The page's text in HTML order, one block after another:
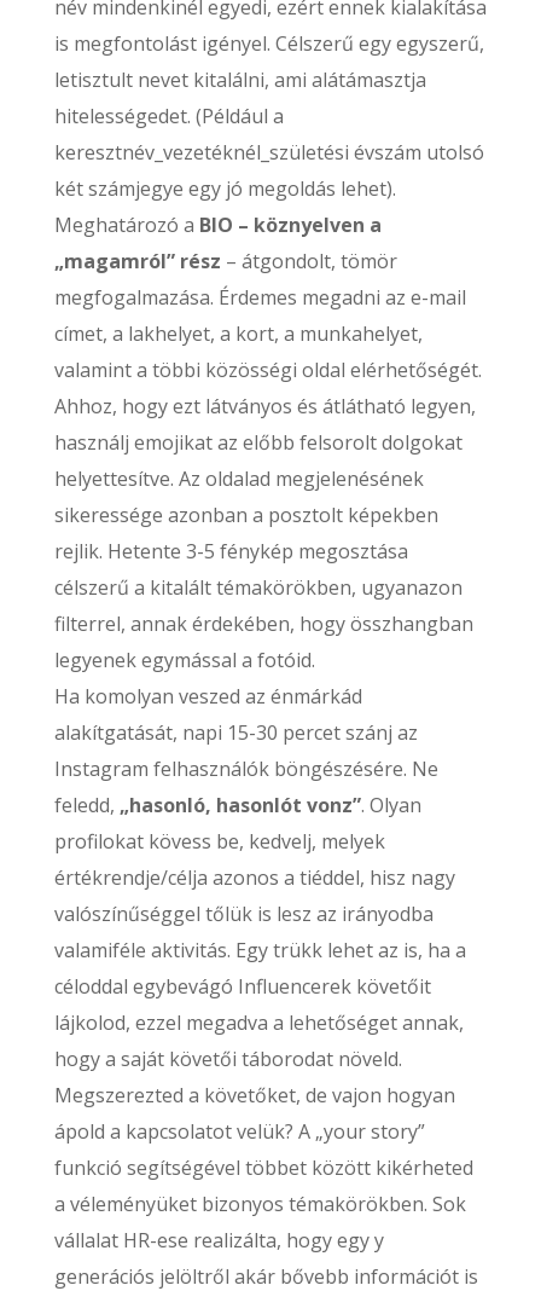
név mindenkinél egyedi, ezért ennek kialakítása
is megfontolást igényel. Célszerű egy egyszerű,
letisztult nevet kitalálni, ami alátámasztja
hitelességedet. (Például a
keresztnév_vezetéknél_születési évszám utolsó
két számjegye egy jó megoldás lehet).
Meghatározó a BIO – köznyelven a
„magamról” rész – átgondolt, tömör
megfogalmazása. Érdemes megadni az e-mail
címet, a lakhelyet, a kort, a munkahelyet,
valamint a többi közösségi oldal elérhetőségét.
Ahhoz, hogy ezt látványos és átlátható legyen,
használj emojikat az előbb felsorolt dolgokat
helyettesítve. Az oldalad megjelenésének
sikeressége azonban a posztolt képekben
rejlik. Hetente 3-5 fénykép megosztása
célszerű a kitalált témakörökben, ugyanazon
filterrel, annak érdekében, hogy összhangban
legyenek egymással a fotóid.
Ha komolyan veszed az énmárkád
alakítgatását, napi 15-30 percet szánj az
Instagram felhasználók böngészésére. Ne
feledd, „hasonló, hasonlót vonz”. Olyan
profilokat kövess be, kedvelj, melyek
értékrendje/célja azonos a tiéddel, hisz nagy
valószínűséggel tőlük is lesz az irányodba
valamiféle aktivitás. Egy trükk lehet az is, ha a
céloddal egybevágó Influencerek követőit
lájkolod, ezzel megadva a lehetőséget annak,
hogy a saját követői táborodat növeld.
Megszerezted a követőket, de vajon hogyan
ápold a kapcsolatot velük? A „your story”
funkció segítségével többet között kikérheted
a véleményüket bizonyos témakörökben. Sok
vállalat HR-ese realizálta, hogy egy y
generációs jelöltről akár bővebb információt is